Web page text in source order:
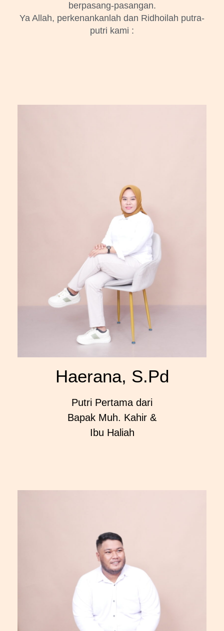
berpasang-pasangan.
Ya Allah, perkenankanlah dan Ridhoilah putra-
putri kami :
Haerana, S.Pd
Putri Pertama dari
Bapak Muh. Kahir &
Ibu Haliah